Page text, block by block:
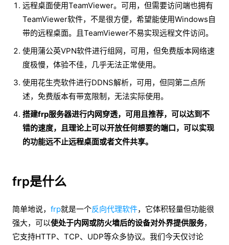
远程桌面使用TeamViewer。可用，但需要访问端也拥有
TeamViewer软件，不是很方便，希望能使用Windows自
带的远程桌面。且TeamViewer不易实现远程文件访问。
使用蒲公英VPN软件进行组网，可用，但免费版本网络速
度极慢，体验不佳，几乎无法正常使用。
使用花生壳软件进行DDNS解析，可用，但同第二点所
述，免费版本有带宽限制，无法实际使用。
搭建frp服务器进行内网穿透，可用且推荐，可以达到不
错的速度，且理论上可以开放任何想要的端口，可以实现
的功能远不止远程桌面或者文件共享。
frp是什么
简单地说， frp就是一个反向代理软件，它体积轻量但功能很
强大，可以使处于内网或防火墙后的设备对外界提供服务，
它支持HTTP、TCP、UDP等众多协议。我们今天仅讨论